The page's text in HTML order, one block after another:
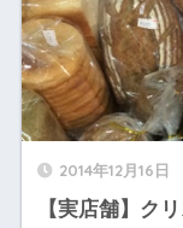
2014年12月16日
【実店舗】ク